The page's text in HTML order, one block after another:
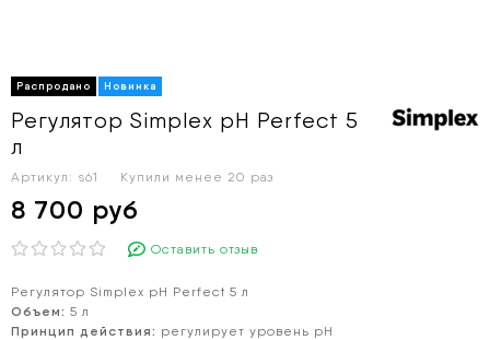
Регулятор Simplex pH Perfect 5
л
Артикул: s61 Купили менее 20 раз
8 700 руб
Оставить отзыв
Регулятор Simplex pH Perfect 5 л
Объем: 5 л
Принцип действия: регулирует уровень pН